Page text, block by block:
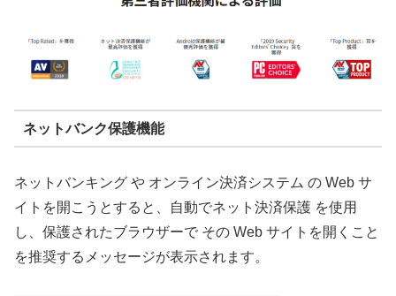
ネットバンク保護機能
ネットバンキング や オンライン決済システム の Web サ
イトを開こうとすると、自動でネット決済保護 を使用
し、保護されたブラウザーで その Web サイトを開くこと
を推奨するメッセージが表示されます。